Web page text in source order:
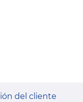
del cliente